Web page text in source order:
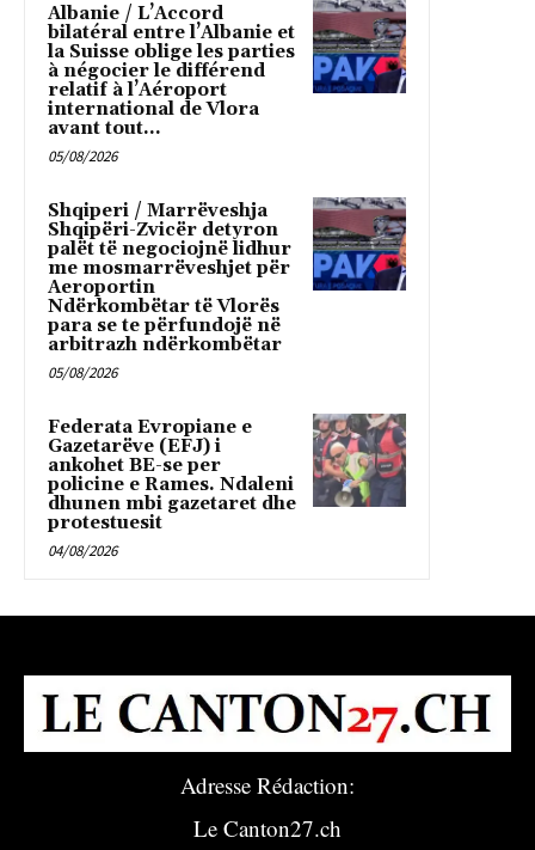
Albanie / L’Accord
bilatéral entre l’Albanie et
la Suisse oblige les parties
à négocier le différend
relatif à l’Aéroport
international de Vlora
avant tout...
05/08/2026
Shqiperi / Marrëveshja
Shqipëri-Zvicër detyron
palët të negociojnë lidhur
me mosmarrëveshjet për
Aeroportin
Ndërkombëtar të Vlorës
para se te përfundojë në
arbitrazh ndërkombëtar
05/08/2026
Federata Evropiane e
Gazetarëve (EFJ) i
ankohet BE-se per
policine e Rames. Ndaleni
dhunen mbi gazetaret dhe
protestuesit
04/08/2026
Adresse Rédaction:
Le Canton27.ch